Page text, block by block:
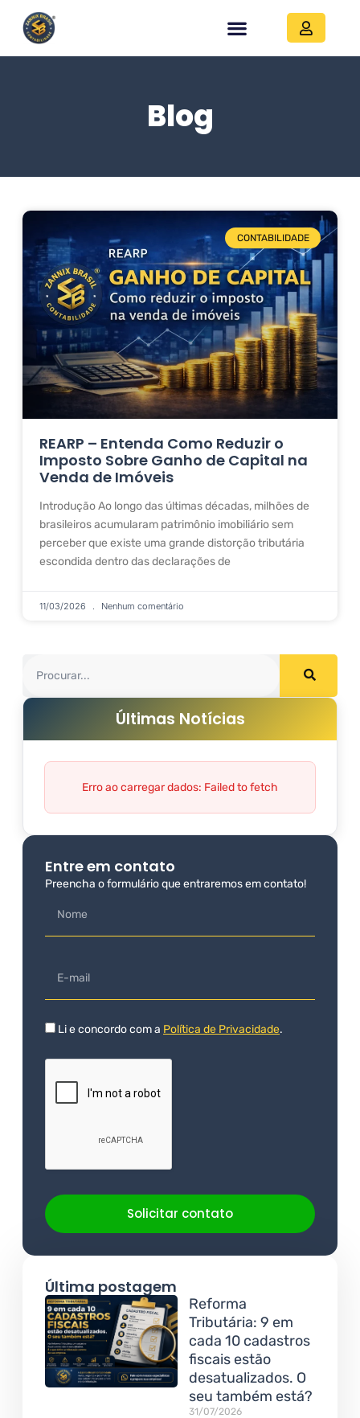
Blog
CONTABILIDADE
REARP – Entenda Como Reduzir o
Imposto Sobre Ganho de Capital na
Venda de Imóveis
Introdução Ao longo das últimas décadas, milhões de
brasileiros acumularam patrimônio imobiliário sem
perceber que existe uma grande distorção tributária
escondida dentro das declarações de
11/03/2026 Nenhum comentário
Últimas Notícias
Erro ao carregar dados: Failed to fetch
Entre em contato
Preencha o formulário que entraremos em contato!
Li e concordo com a Política de Privacidade.
Solicitar contato
Última postagem
Reforma
Tributária: 9 em
cada 10 cadastros
fiscais estão
desatualizados. O
seu também está?
31/07/2026